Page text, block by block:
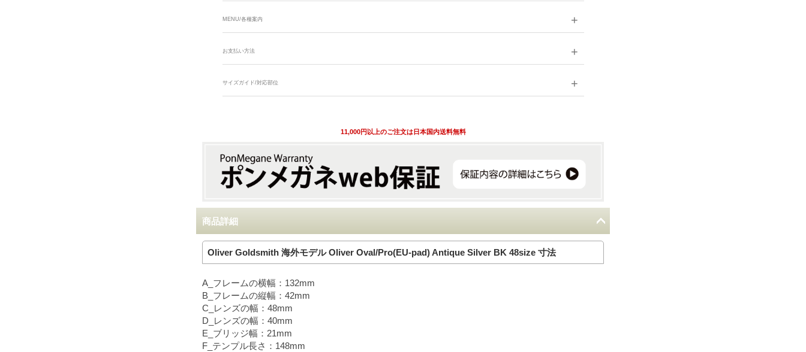
MENU/各種案内
お支払い方法
サイズガイド/対応部位
11,000円以上のご注文は日本国内送料無料
商品詳細
Oliver Goldsmith 海外モデル Oliver Oval/Pro(EU-pad) Antique Silver BK 48size 寸法
A_フレームの横幅：132mm
B_フレームの縦幅：42mm
C_レンズの幅：48mm
D_レンズの幅：40mm
E_ブリッジ幅：21mm
F_テンプル長さ：148mm